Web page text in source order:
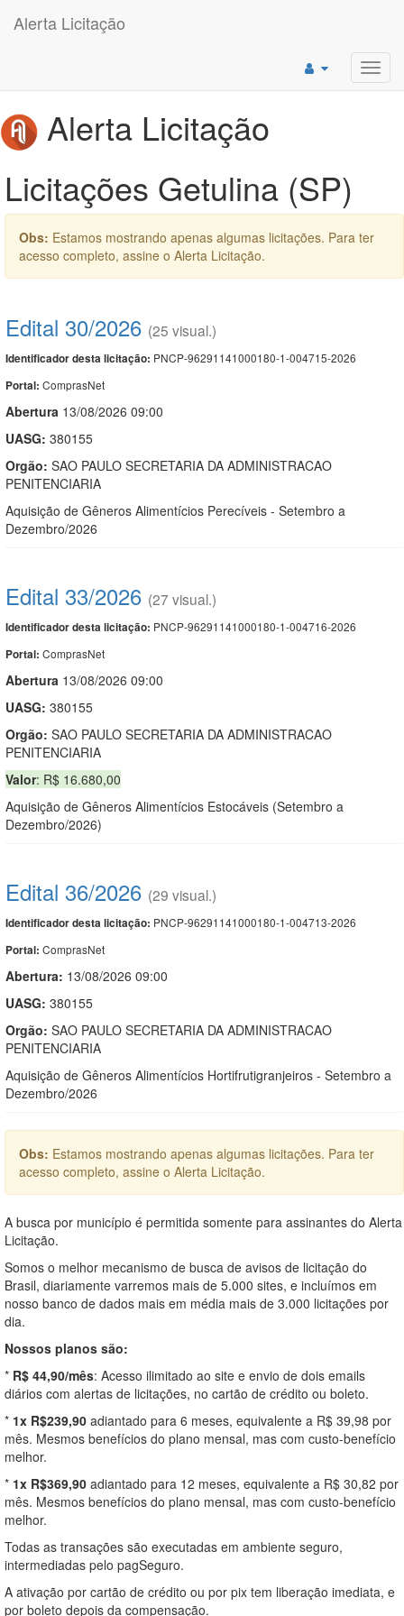
Alerta Licitação
Alerta Licitação
Licitações Getulina (SP)
Obs: Estamos mostrando apenas algumas licitações. Para ter
acesso completo, assine o Alerta Licitação.
Edital 30/2026 (25 visual.)
Identificador desta licitação: PNCP-96291141000180-1-004715-2026
Portal: ComprasNet
Abertura 13/08/2026 09:00
UASG: 380155
Orgão: SAO PAULO SECRETARIA DA ADMINISTRACAO
PENITENCIARIA
Aquisição de Gêneros Alimentícios Perecíveis - Setembro a
Dezembro/2026
Edital 33/2026 (27 visual.)
Identificador desta licitação: PNCP-96291141000180-1-004716-2026
Portal: ComprasNet
Abertura 13/08/2026 09:00
UASG: 380155
Orgão: SAO PAULO SECRETARIA DA ADMINISTRACAO
PENITENCIARIA
Valor: R$ 16.680,00
Aquisição de Gêneros Alimentícios Estocáveis (Setembro a
Dezembro/2026)
Edital 36/2026 (29 visual.)
Identificador desta licitação: PNCP-96291141000180-1-004713-2026
Portal: ComprasNet
Abertura: 13/08/2026 09:00
UASG: 380155
Orgão: SAO PAULO SECRETARIA DA ADMINISTRACAO
PENITENCIARIA
Aquisição de Gêneros Alimentícios Hortifrutigranjeiros - Setembro a
Dezembro/2026
Obs: Estamos mostrando apenas algumas licitações. Para ter
acesso completo, assine o Alerta Licitação.
A busca por município é permitida somente para assinantes do Alerta
Licitação.
Somos o melhor mecanismo de busca de avisos de licitação do
Brasil, diariamente varremos mais de 5.000 sites, e incluímos em
nosso banco de dados mais em média mais de 3.000 licitações por
dia.
Nossos planos são:
* R$ 44,90/mês: Acesso ilimitado ao site e envio de dois emails
diários com alertas de licitações, no cartão de crédito ou boleto.
* 1x R$239,90 adiantado para 6 meses, equivalente a R$ 39,98 por
mês. Mesmos benefícios do plano mensal, mas com custo-benefício
melhor.
* 1x R$369,90 adiantado para 12 meses, equivalente a R$ 30,82 por
mês. Mesmos benefícios do plano mensal, mas com custo-benefício
melhor.
Todas as transações são executadas em ambiente seguro,
intermediadas pelo pagSeguro.
A ativação por cartão de crédito ou por pix tem liberação imediata, e
por boleto depois da compensação.